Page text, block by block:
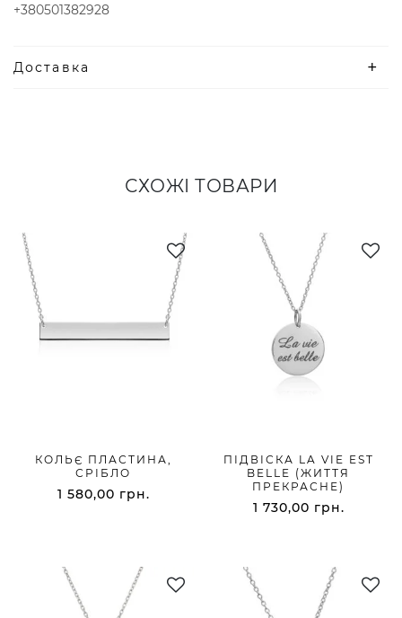
+380501382928
Доставка
СХОЖІ ТОВАРИ
КОЛЬЄ ПЛАСТИНА,
СРІБЛО
1 580,00 грн.
ПІДВІСКА LA VIE EST
BELLE (ЖИТТЯ
ПРЕКРАСНЕ)
1 730,00 грн.